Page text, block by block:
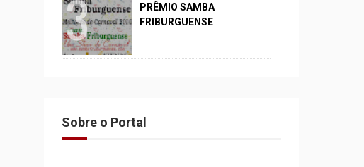
PRÊMIO SAMBA
FRIBURGUENSE
Sobre o Portal